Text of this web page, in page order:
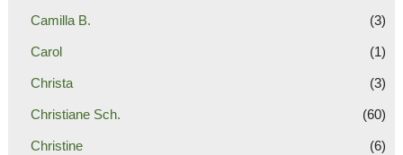
Camilla B. (3)
Carol (1)
Christa (3)
Christiane Sch. (60)
Christine (6)